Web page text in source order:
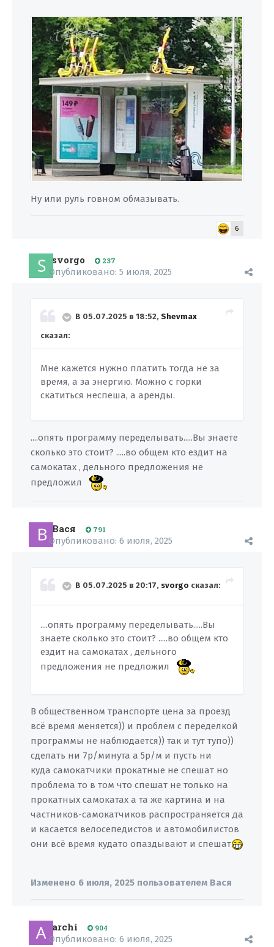
Ну или руль говном обмазывать.
6
svorgo 237
Опубликовано: 5 июля, 2025
В 05.07.2025 в 18:52, Shevmax
сказал:
Мне кажется нужно платить тогда не за
время, а за энергию. Можно с горки
скатиться неспеша, а аренды.
....опять программу переделывать.....Вы знаете
сколько это стоит? .....во общем кто ездит на
самокатах , дельного предложения не
предложил
Вася 791
Опубликовано: 6 июля, 2025
В 05.07.2025 в 20:17, svorgo сказал:
....опять программу переделывать.....Вы
знаете сколько это стоит? .....во общем кто
ездит на самокатах , дельного
предложения не предложил
В общественном транспорте цена за проезд
всё время меняется)) и проблем с переделкой
программы не наблюдается)) так и тут тупо))
сделать ни 7р/минута а 5р/м и пусть ни
куда самокатчики прокатные не спешат но
проблема то в том что спешат не только на
прокатных самокатах а та же картина и на
частников-самокатчиков распространяется да
и касается велосепедистов и автомобилистов
они всё время кудато опаздывают и спешат
Изменено 6 июля, 2025 пользователем Вася
archi 904
Опубликовано: 6 июля, 2025